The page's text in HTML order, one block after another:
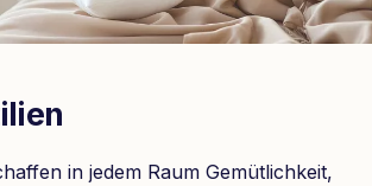
in jedem Raum Gemütlichkeit,